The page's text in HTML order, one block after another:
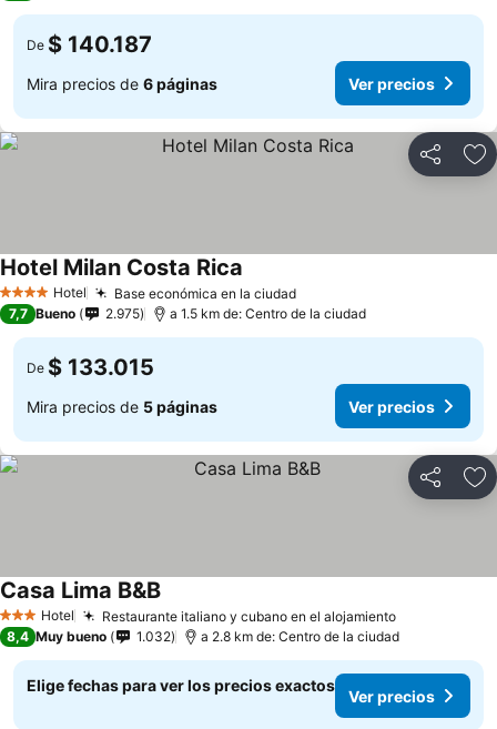
De $ 140.187
Mira precios de 6 páginas Ver precios
Compartir
4 EstrellasHotel Base económica en la ciudadVer precios
Hotel Milan Costa Rica
7,7 Bueno 2.975 a 1.5 km de: Centro de la ciudad
De $ 133.015
Mira precios de 5 páginas Ver precios
Compartir
3 Estrellas
Hotel Restaurante italiano y cubano en el alojamientoVer precios
Casa Lima B&BVer precios
8,4 Muy bueno 1.032 a 2.8 km de: Centro de la ciudad
Elige fechas para ver los precios exactos
Ver precios